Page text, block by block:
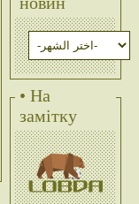
• На
замітку